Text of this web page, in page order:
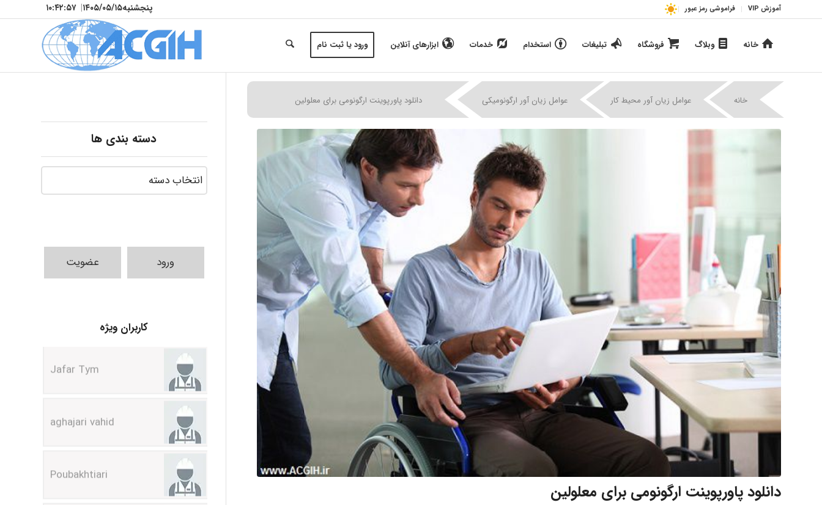
آموزش VIP فراموشی رمز عبور پنجشنبه۱۴۰۵/۰۵/۱۵| ۱۰:۴۲:۵۹
خانه وبلاگ فروشگاه تبلیغات استخدام خدمات ابزارهای آنلاین ورود یا ثبت نام
خانه عوامل زیان آور محیط کار | عوامل زیان آور ارگونومیکی دانلود پاورپوینت ارگونومی برای معلولین
دانلود پاورپوینت ارگونومی برای معلولین
دسته بندی ها
ورود عضویت
کاربران ویژه
aghajari vahid
Poubakhtiari
Alirez0990